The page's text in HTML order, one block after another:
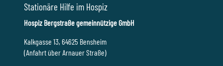
Stationäre Hilfe im Hospiz
Hospiz Bergstraße gemeinnützige GmbH
Kalkgasse 13, 64625 Bensheim
(Anfahrt über Arnauer Straße)